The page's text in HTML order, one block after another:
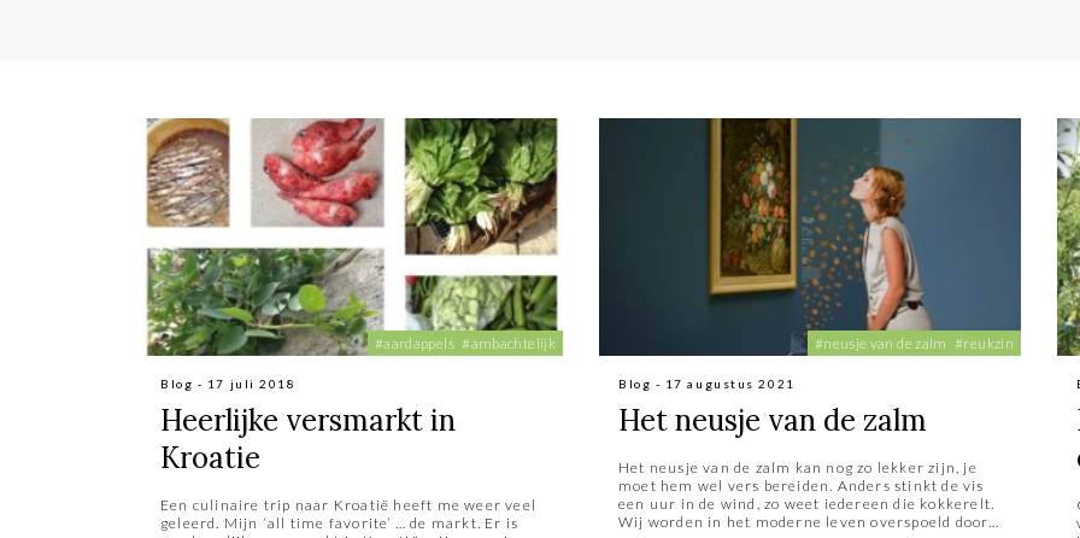
#aardappels #ambachtelijk
Blog - 17 juli 2018
Heerlijke versmarkt in
Kroatie
Een culinaire trip naar Kroatië heeft me weer veel
geleerd. Mijn ‘all time favorite’ … de markt. Er is
#neusje van de zalm #reukzin
Blog - 17 augustus 2021
Het neusje van de zalm
Het neusje van de zalm kan nog zo lekker zijn, je
moet hem wel vers bereiden. Anders stinkt de vis
een uur in de wind, zo weet iedereen die kokkerelt.
Wij worden in het moderne leven overspoeld door